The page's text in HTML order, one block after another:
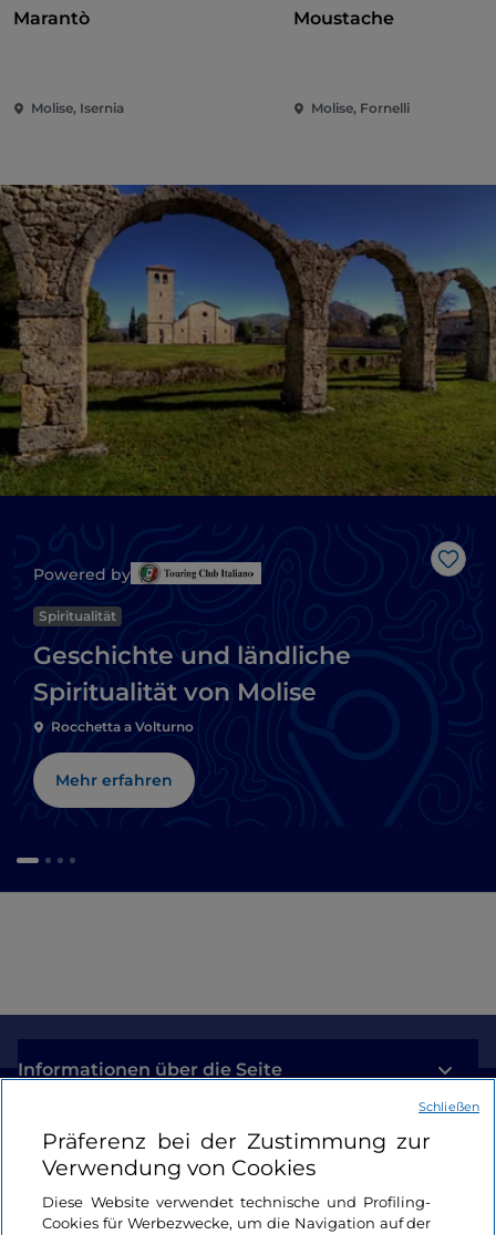
Marantò
Molise, Isernia
Moustache
Molise, Fornelli
Like
Powered by
Spiritualität
Geschichte und ländliche
Spiritualität von Molise
Rocchetta a Volturno
Mehr erfahren
Informationen über die Seite
Nützliche Links
Login
Präferenz bei der Zustimmung zur
Verwendung von Cookies
Diese Website verwendet technische und Profiling-
Cookies für Werbezwecke, um die Navigation auf der
Schließen